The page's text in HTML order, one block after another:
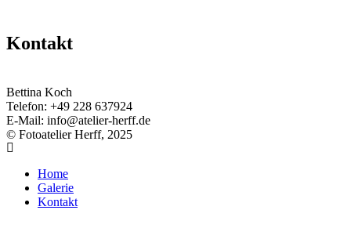
Kontakt
Bettina Koch
Telefon: +49 228 637924
E-Mail: info@atelier-herff.de
© Fotoatelier Herff, 2025
Home
Galerie
Kontakt